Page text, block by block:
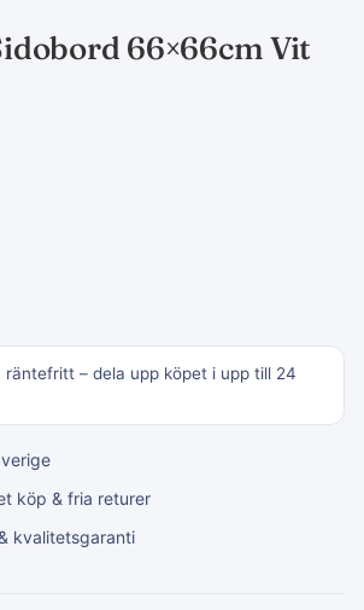
66×66cm Vit
räntefritt – dela upp köpet i upp till 24
köp & fria returer
kvalitetsgaranti